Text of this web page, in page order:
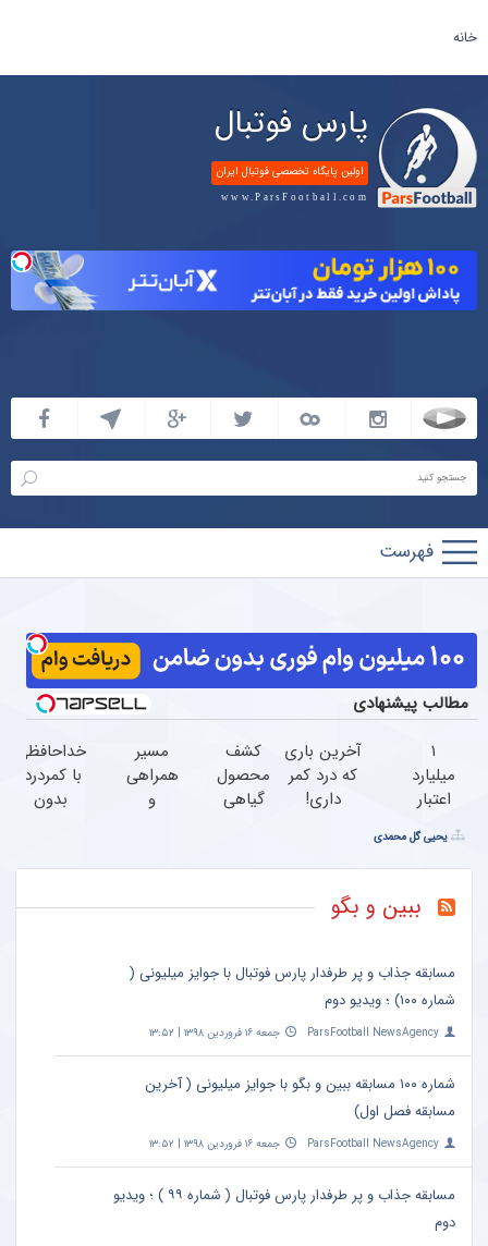
خانه
پارس فوتبال
اولین پایگاه تخصصی فوتبال ایران
www.ParsFootball.com
پارس
فوتبال
مطالب پیشنهادی
۱
میلیارد
اعتبار
خرید
طلا |
بدون
ضامن
و چک
آخرین باری
که درد کمر
داری!
کشف
محصول
گیاهی
شبکه
مسیر
همراهی
و
گروه
خداحافظی
با کمردرد،
بدون
یحیی گل محمدی
ببین و بگو
مسابقه جذاب و پر طرفدار پارس فوتبال با جوایز میلیونی (
شماره ۱۰۰) ؛ ویدیو دوم
ParsFootball NewsAgency جمعه ۱۶ فروردین ۱۳۹۸ | ۱۳:۵۲
شماره ۱۰۰ مسابقه ببین و بگو با جوایز میلیونی ( آخرین
مسابقه فصل اول)
ParsFootball NewsAgency جمعه ۱۶ فروردین ۱۳۹۸ | ۱۳:۵۲
مسابقه جذاب و پر طرفدار پارس فوتبال ( شماره ۹۹ ) ؛ ویدیو
دوم